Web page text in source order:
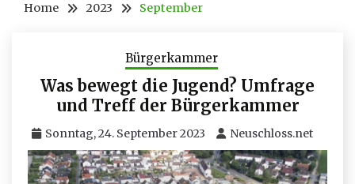
Home 2023 September
Bürgerkammer
Was bewegt die Jugend? Umfrage
und Treff der Bürgerkammer
Sonntag, 24. September 2023 Neuschloss.net